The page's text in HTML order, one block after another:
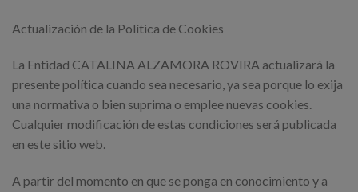
Actualización de la Política de Cookies
La Entidad CATALINA ALZAMORA ROVIRA actualizará la
presente política cuando sea necesario, ya sea porque lo exija
una normativa o bien suprima o emplee nuevas cookies.
Cualquier modificación de estas condiciones será publicada
en este sitio web.
A partir del momento en que se ponga en conocimiento y a